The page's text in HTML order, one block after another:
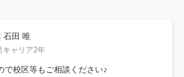
石田 唯
キャリア2年
で校区等もご相談ください♪